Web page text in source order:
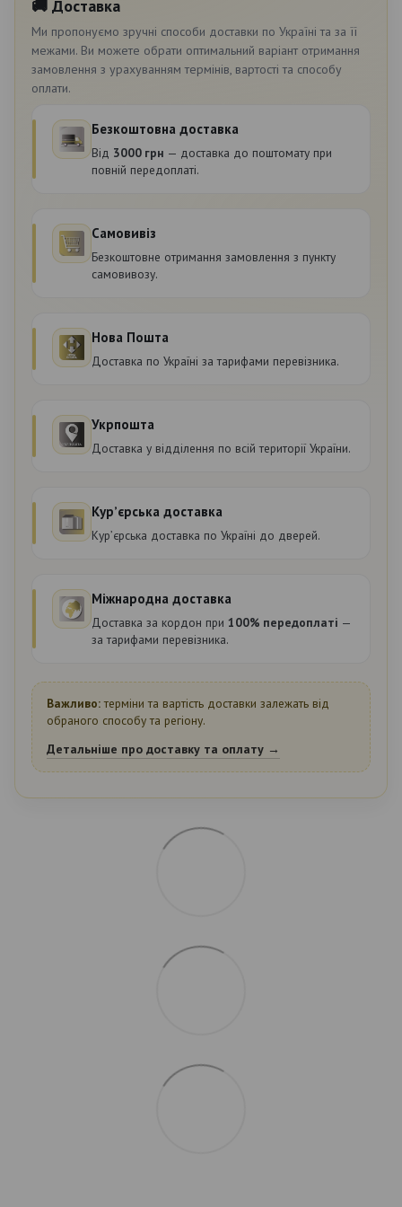
🚚 Доставка
Ми пропонуємо зручні способи доставки по Україні та за її
межами. Ви можете обрати оптимальний варіант отримання
замовлення з урахуванням термінів, вартості та способу
оплати.
Безкоштовна доставка
Від 3000 грн — доставка до поштомату при
повній передоплаті.
Самовивіз
Безкоштовне отримання замовлення з пункту
самовивозу.
Нова Пошта
Доставка по Україні за тарифами перевізника.
Укрпошта
Доставка у відділення по всій території України.
Курʼєрська доставка
Курʼєрська доставка по Україні до дверей.
Міжнародна доставка
Доставка за кордон при 100% передоплаті —
за тарифами перевізника.
Важливо:терміни та вартість доставки залежать від
обраного способу та регіону.
Детальніше про доставку та оплату →